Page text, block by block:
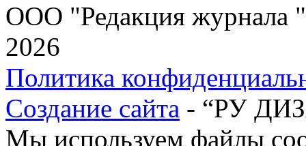
ООО "Редакция журнала
2026
Политика
Создание сайта - “РУ
Мы используем файлы